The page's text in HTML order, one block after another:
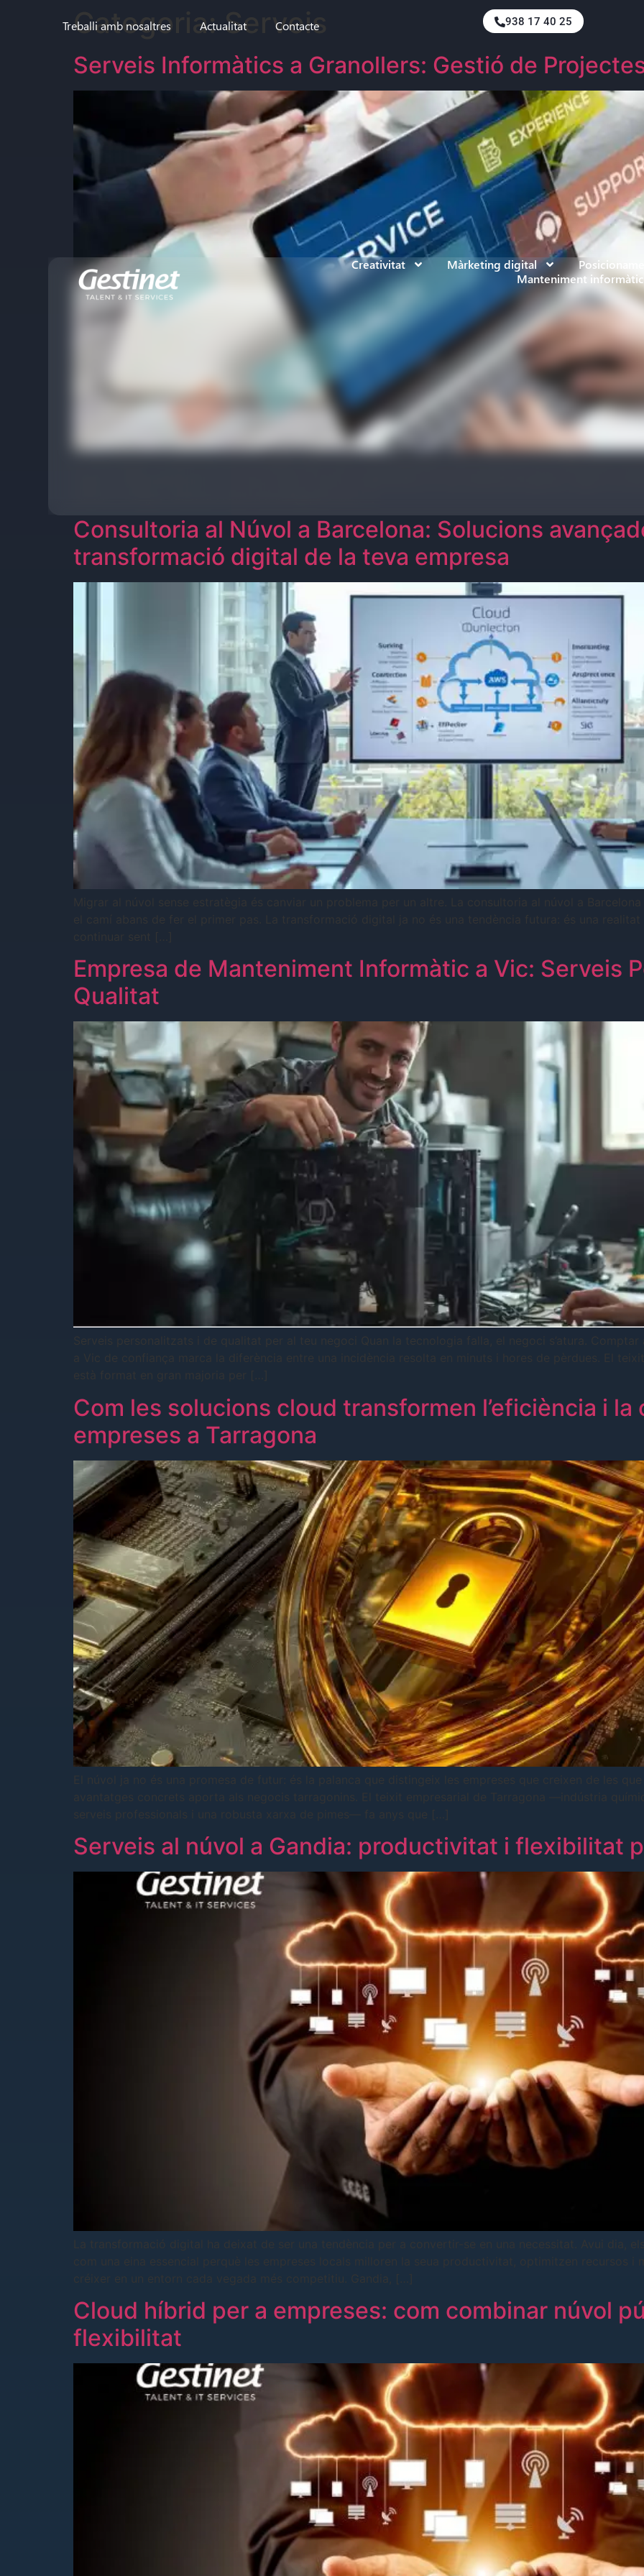
Treballi amb nosaltres Actualitat Contacte 938 17 40 25
Creativitat Màrketing digital
Manteniment informàtic
Categoria:Serveis
Serveis Informàtics a Granollers: Gestió de
Consultoria al Núvol a Barcelona: Solucions
transformació digital de la teva empresa
Empresa de Manteniment Informàtic a Vic: Serveis
Qualitat
Serveis personalitzats i de qualitat per al teu negoci Quan la tecnologia falla, el negoci s’atura. Comptar
a Vic de confiança marca la diferència entre una incidència resolta en minuts i hores de pèrdues. El
està format en gran majoria per […]
Com les solucions cloud transformen l’eficiència i la
empreses a Tarragona
El núvol ja no és una promesa de futur: és la palanca que distingeix les empreses que creixen de les
avantatges concrets aporta als negocis tarragonins. El teixit empresarial de Tarragona —indústria
serveis professionals i una robusta xarxa de pimes— fa anys que […]
Serveis al núvol a Gandia: productivitat i flexibilitat
La transformació digital ha deixat de ser una tendència per a convertir-se en una necessitat. Avui dia,
com una eina essencial perquè les empreses locals milloren la seua productivitat, optimitzen recursos i
créixer en un entorn cada vegada més competitiu. Gandia, […]
Cloud híbrid per a empreses: com combinar núvol
flexibilitat